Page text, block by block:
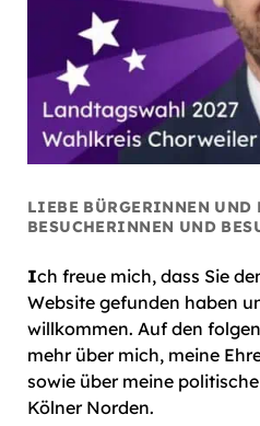
LIEBE BÜRGERINNEN UND
BESUCHERINNEN UND
Ich freue mich, dass Sie
Website gefunden haben
willkommen. Auf den
mehr über mich, meine
sowie über meine
Kölner Norden.